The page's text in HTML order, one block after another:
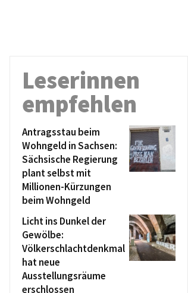
Leserinnen
empfehlen
Antragsstau beim
Wohngeld in Sachsen:
Sächsische Regierung
plant selbst mit
Millionen-Kürzungen
beim Wohngeld
Licht ins Dunkel der
Gewölbe:
Völkerschlachtdenkmal
hat neue
Ausstellungsräume
erschlossen